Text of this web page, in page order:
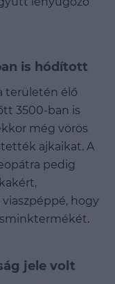
is hódított
területén élő
3500-ban is
még vörös
ajkaikat. A
pedig
hogy
jele volt